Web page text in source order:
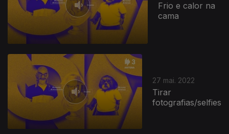
Frio e calor na
cama
27 mai. 2022
Tirar
fotografias/selfies